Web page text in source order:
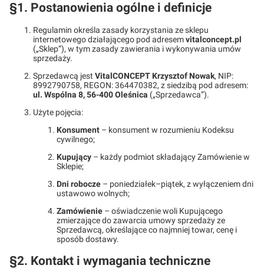
§1. Postanowienia ogólne i definicje
Regulamin określa zasady korzystania ze sklepu
internetowego działającego pod adresemvitalconcept.pl
(„Sklep”), w tym zasady zawierania i wykonywania umów
sprzedaży.
Sprzedawcą jest VitalCONCEPT Krzysztof Nowak, NIP:
8992790758, REGON: 364470382, z siedzibą pod adresem:
ul. Wspólna 8, 56-400 Oleśnica („Sprzedawca”).
Użyte pojęcia:
Konsument – konsument w rozumieniu Kodeksu
cywilnego;
Kupujący – każdy podmiot składający Zamówienie w
Sklepie;
Dni robocze – poniedziałek–piątek, z wyłączeniem dni
ustawowo wolnych;
Zamówienie – oświadczenie woli Kupującego
zmierzające do zawarcia umowy sprzedaży ze
Sprzedawcą, określające co najmniej towar, cenę i
sposób dostawy.
§2. Kontakt i wymagania techniczne